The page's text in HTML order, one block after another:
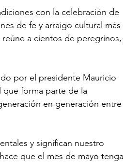
con la celebración de
de fe y arraigo cultural más
a cientos de peregrinos,
por el presidente Mauricio
que forma parte de la
en generación entre
y significan nuestro
que el mes de mayo tenga